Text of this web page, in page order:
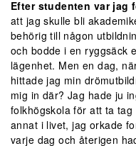
Efter studenten var jag
att jag skulle bli
behörig till någon
och bodde i en ryggsäck
lägenhet. Men en dag,
hittade jag min
mig in där? Jag hade ju
folkhögskola för att ta
annat i livet, jag orkade
varje dag och återigen